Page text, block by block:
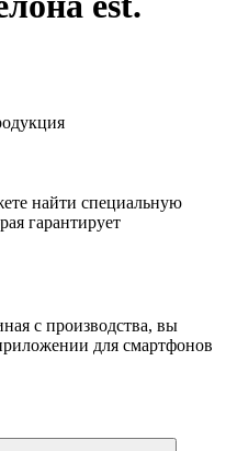
найти специальную
гарантирует
с производства, вы
для смартфонов